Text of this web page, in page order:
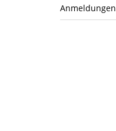
Anmeldungen